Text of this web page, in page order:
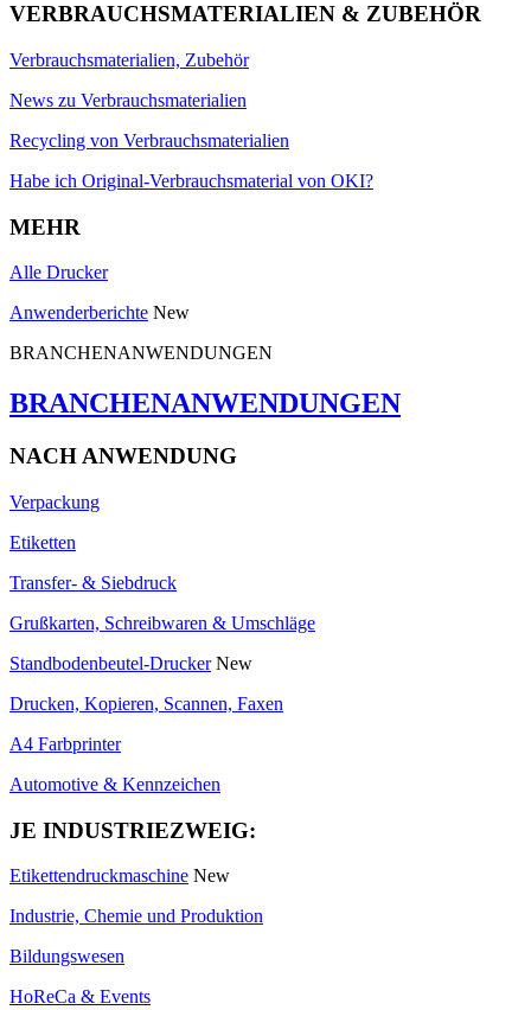
VERBRAUCHSMATERIALIEN & ZUBEHÖR
Verbrauchsmaterialien, Zubehör
News zu Verbrauchsmaterialien
Recycling von Verbrauchsmaterialien
Habe ich Original-Verbrauchsmaterial von OKI?
MEHR
Alle Drucker
Anwenderberichte New
BRANCHENANWENDUNGEN
BRANCHENANWENDUNGEN
NACH ANWENDUNG
Verpackung
Etiketten
Transfer- & Siebdruck
Grußkarten, Schreibwaren & Umschläge
Standbodenbeutel-Drucker New
Drucken, Kopieren, Scannen, Faxen
A4 Farbprinter
Automotive & Kennzeichen
JE INDUSTRIEZWEIG:
Etikettendruckmaschine New
Industrie, Chemie und Produktion
Bildungswesen
HoReCa & Events